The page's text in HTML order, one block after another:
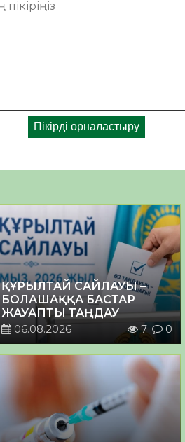
ҚҰРЫЛТАЙ САЙЛАУЫ –
БОЛАШАҚҚА БАСТАР
ЖАУАПТЫ ТАҢДАУ
06.08.2026
7 0